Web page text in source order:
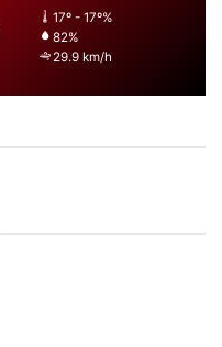
17º - 17º%
82%
29.9 km/h